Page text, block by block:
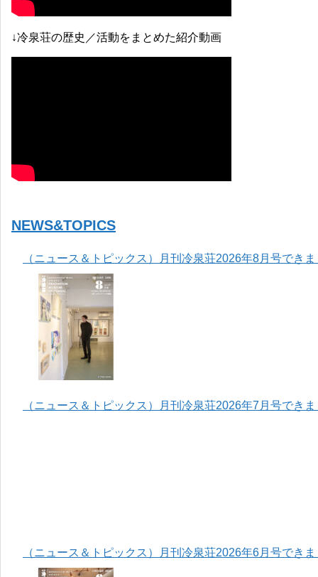
↓冷泉荘の歴史／活動をまとめた紹介動画
NEWS&TOPICS
（ニュース＆トピックス）月刊冷泉荘2026年8月号でき
（ニュース＆トピックス）月刊冷泉荘2026年7月号でき
（ニュース＆トピックス）月刊冷泉荘2026年6月号でき